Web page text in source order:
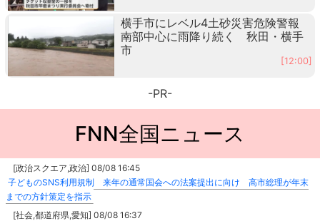
横手市にレベル4土砂災害危険警報
南部中心に雨降り続く 秋田・横手
市
[12:00]
-PR-
FNN全国ニュース
[政治スクエア,政治] 08/08 16:45
子どものSNS利用規制 来年の通常国会への法案提出に向け 高市総理が年末
までの方針策定を指示
[社会,都道府県,愛知] 08/08 16:37